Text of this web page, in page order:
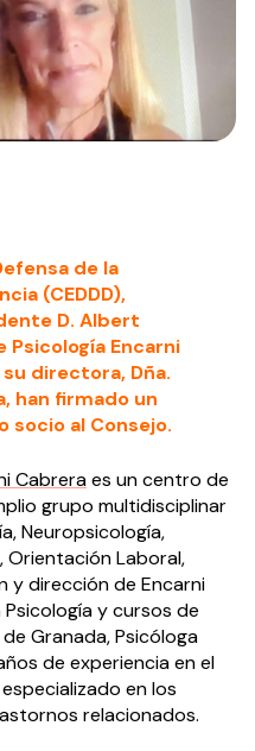
de la
(CEDDD),
D. Albert
Psicología Encarni
directora, Dña.
han firmado un
socio al Consejo.
Cabreraes un centro de
grupo multidisciplinar
Neuropsicología,
Orientación Laboral,
y dirección de Encarni
y cursos de
Granada, Psicóloga
de experiencia en el
en los
relacionados.